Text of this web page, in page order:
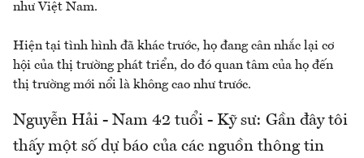
như Việt Nam.
Hiện tại tình hình đã khác trước, họ đang cân nhắc lại cơ
hội của thị trường phát triển, do đó quan tâm của họ đến
thị trường mới nổi là không cao như trước.
Nguyễn Hải - Nam 42 tuổi - Kỹ sư: Gần đây tôi
thấy một số dự báo của các nguồn thông tin